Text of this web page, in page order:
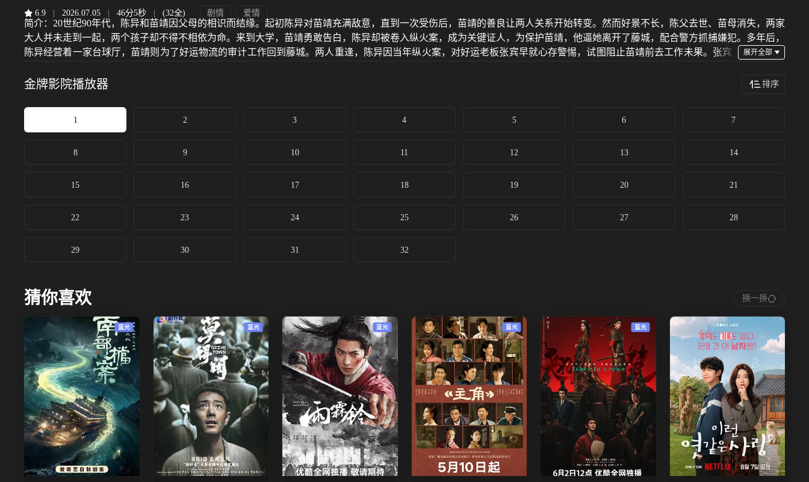
6.9 2026.07.05 46分5秒 (32全) 剧情 爱情
简介： 20世纪90年代，陈异和苗靖因父母的相识而结缘。起初陈异对苗靖充满敌意，直到一次受伤后，苗靖的善良让两人关系开始转变。然而好景不长，陈父去世、苗母消失，两家
大人并未走到一起，两个孩子却不得不相依为命。来到大学，苗靖勇敢告白，陈异却被卷入纵火案，成为关键证人，为保护苗靖，他逼她离开了藤城，配合警方抓捕嫌犯。多年后，
陈异经营着一家台球厅，苗靖则为了好运物流的审计工作回到藤城。两人重逢，陈异因当年纵火案，对好运老板张宾早就心存警惕，试图阻止苗靖前去工作未果。张宾
剧改编自小说《野狗骨头》。
金牌影院播放器 排序
1 2 3 4 5 6 7
8 9 10 11 12 13 14
15 16 17 18 19 20 21
22 23 24 25 26 27 28
29 30 31 32
猜你喜欢 换一换
蓝光 蓝光 蓝光 蓝光 蓝光